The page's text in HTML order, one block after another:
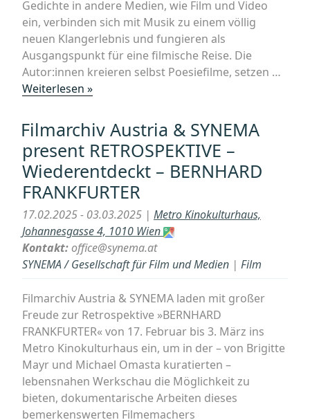
Gedichte in andere Medien, wie Film und Video
ein, verbinden sich mit Musik zu einem völlig
neuen Klangerlebnis und fungieren als
Ausgangspunkt für eine filmische Reise. Die
Autor:innen kreieren selbst Poesiefilme, setzen …
Weiterlesen »„Text
Film
XII
Kurzfilmabend
mit
Poesie
und
Humor:
„Beloved“
¡Screening!“
Filmarchiv Austria & SYNEMA
present RETROSPEKTIVE –
Wiederentdeckt – BERNHARD
FRANKFURTER
17.02.2025 - 03.03.2025 | Metro Kinokulturhaus,
Johannesgasse 4, 1010 Wien
Kontakt:office@synema.at
SYNEMA / Gesellschaft für Film und Medien | Film
Filmarchiv Austria & SYNEMA laden mit großer
Freude zur Retrospektive »BERNHARD
FRANKFURTER« von 17. Februar bis 3. März ins
Metro Kinokulturhaus ein, um in der – von Brigitte
Mayr und Michael Omasta kuratierten –
lebensnahen Werkschau die Möglichkeit zu
bieten, dokumentarische Arbeiten dieses
bemerkenswerten Filmemachers